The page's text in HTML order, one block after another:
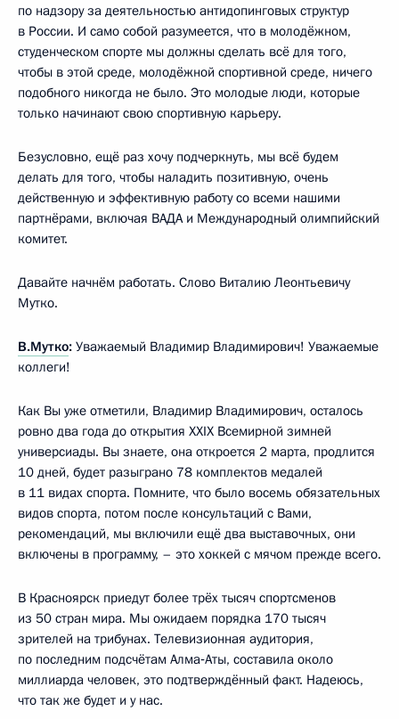
по надзору за деятельностью антидопинговых структур
в России. И само собой разумеется, что в молодёжном,
студенческом спорте мы должны сделать всё для того,
чтобы в этой среде, молодёжной спортивной среде, ничего
подобного никогда не было. Это молодые люди, которые
только начинают свою спортивную карьеру.
Безусловно, ещё раз хочу подчеркнуть, мы всё будем
делать для того, чтобы наладить позитивную, очень
действенную и эффективную работу со всеми нашими
партнёрами, включая ВАДА и Международный олимпийский
комитет.
Давайте начнём работать. Слово Виталию Леонтьевичу
Мутко.
В.Мутко: Уважаемый Владимир Владимирович! Уважаемые
коллеги!
Как Вы уже отметили, Владимир Владимирович, осталось
ровно два года до открытия XXIX Всемирной зимней
универсиады. Вы знаете, она откроется 2 марта, продлится
10 дней, будет разыграно 78 комплектов медалей
в 11 видах спорта. Помните, что было восемь обязательных
видов спорта, потом после консультаций с Вами,
рекомендаций, мы включили ещё два выставочных, они
включены в программу, – это хоккей с мячом прежде всего.
В Красноярск приедут более трёх тысяч спортсменов
из 50 стран мира. Мы ожидаем порядка 170 тысяч
зрителей на трибунах. Телевизионная аудитория,
по последним подсчётам Алма‑Аты, составила около
миллиарда человек, это подтверждённый факт. Надеюсь,
что так же будет и у нас.